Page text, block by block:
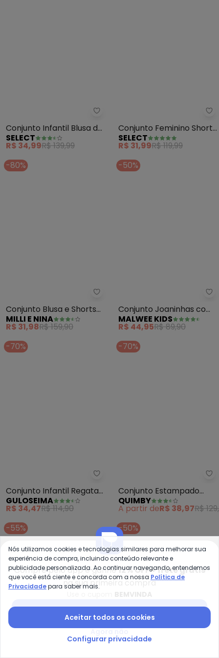
Select - Conjunto Infantil Blusa
Conjunto Infantil Blusa de
Alça e Short (Bege)
SELECT
Conjunto Feminino Short
e Blusa Estampada
(Bege)
SELECT
-80%
Milli e Nina - Conjunto Blusa e
Conjunto Blusa e Shorts
com Elastano (Bege)
MILLI E NINA
-50%
Conjunto Joaninhas com
Glitter (Bege)
MALWEE KIDS
Guloseima - Conjunto Infantil
Conjunto Infantil Regata
e Short (Bege)
GULOSEIMA
R$ 34,47
Conjunto Estampado
Blusa Calça Legging
(Bege)
QUIMBY
A partir de
-55%
-50%
Compre pelo app e ganhe12% OFF + frete grátis
na sua primeira compra
Nós utilizamos cookies e tecnologias similares para melhorar sua
experiência de compra, incluindo conteúdo relevante e
publicidade personalizada. Ao continuar navegando, entendemos
que você está ciente e concorda com a nossa Política de
Privacidadepara saber mais.
Aceitar todos os cookies
Configurar privacidade